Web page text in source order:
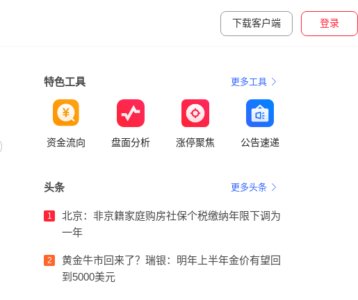
下载客户端 登录
特色工具 更多工具
资金流向 盘面分析 涨停聚焦 公告速递
头条 更多头条
1
北京：非京籍家庭购房社保个税缴纳年限下调为
一年
2
黄金牛市回来了？瑞银：明年上半年金价有望回
到5000美元